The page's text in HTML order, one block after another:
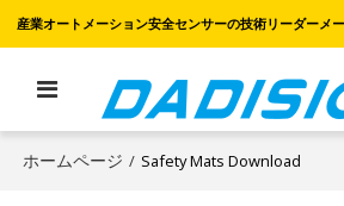
産業オートメーション安全センサーの技術リーダーメ
ホームページ / Safety Mats Download